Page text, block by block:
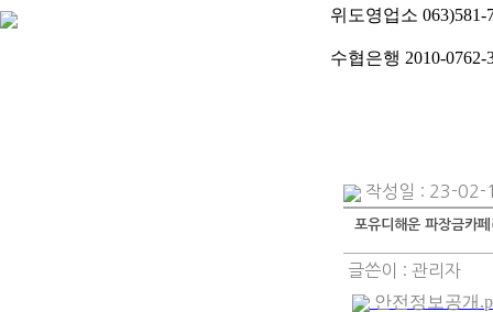
위도영업소 063)581-
수협은행 2010-
작성일 : 23-
포유디해운 파장금카
글쓴이 : 관리자
안전정보공개